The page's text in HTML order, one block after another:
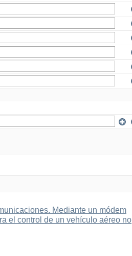
Mediante un módem
el control de un vehículo aéreo no